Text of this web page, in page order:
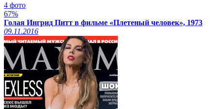
4 фото
67%
Голая Ингрид Питт в фильме «Плетеный человек», 1973
09.11.2016